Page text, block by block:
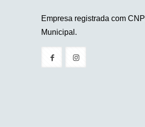
Empresa registrada com
Municipal.